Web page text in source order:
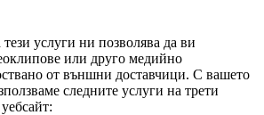
услуги ни позволява да ви
или друго медийно
от външни доставчици. С вашето
следните услуги на трети